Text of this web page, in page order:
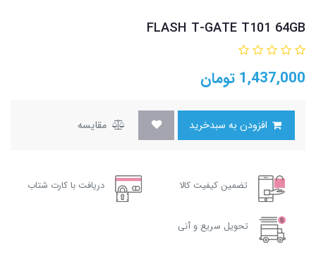
FLASH T-GATE T101 64GB
1,437,000 تومان
مقایسه
تضمین کیفیت کالا دریافت با کارت شتاب
تحویل سریع و آنی